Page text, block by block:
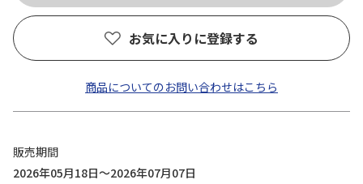
お気に入りに登録する
商品についてのお問い合わせはこちら
販売期間
2026年05月18日～2026年07月07日